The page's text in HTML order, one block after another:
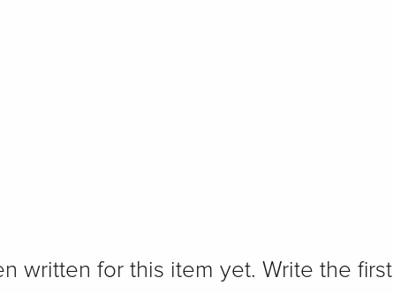
written for this item yet. Write the first